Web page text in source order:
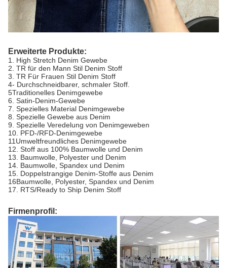
Erweiterte Produkte:
1. High Stretch Denim Gewebe
2. TR für den Mann Stil Denim Stoff
3. TR Für Frauen Stil Denim Stoff
4- Durchschneidbarer, schmaler Stoff.
5Traditionelles Denimgewebe
6. Satin-Denim-Gewebe
7. Spezielles Material Denimgewebe
8. Spezielle Gewebe aus Denim
9. Spezielle Veredelung von Denimgeweben
10. PFD-/RFD-Denimgewebe
11Umweltfreundliches Denimgewebe
12. Stoff aus 100% Baumwolle und Denim
13. Baumwolle, Polyester und Denim
14. Baumwolle, Spandex und Denim
15. Doppelstrangige Denim-Stoffe aus Denim
16Baumwolle, Polyester, Spandex und Denim
17. RTS/Ready to Ship Denim Stoff
Firmenprofil: